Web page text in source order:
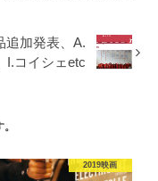
追加発表、A.
I.コイシェetc
2019映画